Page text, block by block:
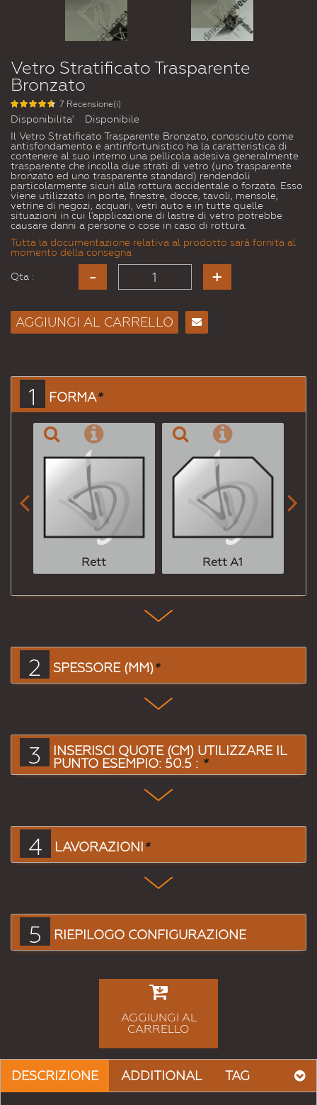
Vetro Stratificato Trasparente
Bronzato
7 Recensione(i)
Disponibilita'
Disponibile
Il Vetro Stratificato Trasparente Bronzato, conosciuto come
antisfondamento e antinfortunistico ha la caratteristica di
contenere al suo interno una pellicola adesiva generalmente
trasparente che incolla due strati di vetro (uno trasparente
bronzato ed uno trasparente standard) rendendoli
particolarmente sicuri alla rottura accidentale o forzata. Esso
viene utilizzato in porte, finestre, docce, tavoli, mensole,
vetrine di negozi, acquari, vetri auto e in tutte quelle
situazioni in cui l'applicazione di lastre di vetro potrebbe
causare danni a persone o cose in caso di rottura.
Tutta la documentazione relativa al prodotto sarà fornita al
momento della consegna
Qta :
AGGIUNGI AL CARRELLO
1 FORMA*
Rett Rett A1
 
2 SPESSORE (MM)*
3
INSERISCI QUOTE (CM) UTILIZZARE IL
PUNTO ESEMPIO: 50.5 : *
4 LAVORAZIONI*
5 RIEPILOGO CONFIGURAZIONE
AGGIUNGI AL
CARRELLO
DESCRIZIONE ADDITIONAL TAG